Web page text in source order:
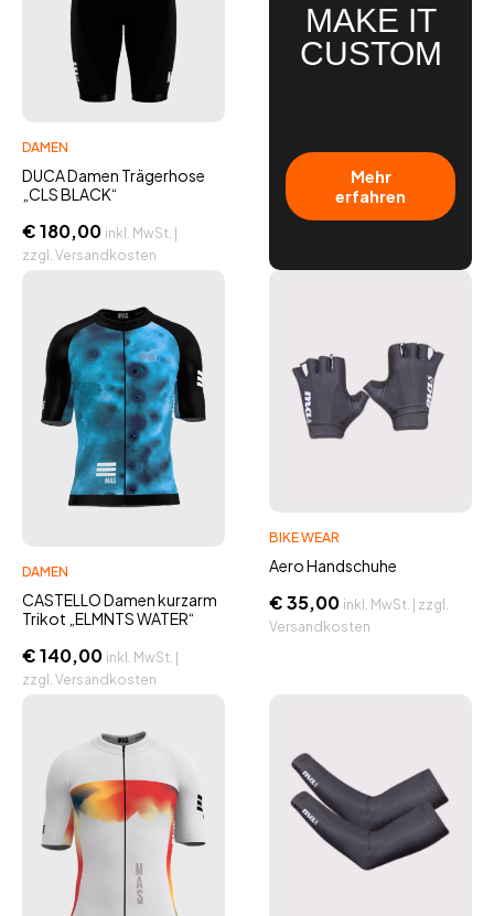
DAMEN
DUCA Damen Trägerhose
„CLS BLACK“
€180,00 inkl. MwSt. |
zzgl. Versandkosten
MAKE IT
CUSTOM
Mehr
erfahren
DAMEN
CASTELLO Damen kurzarm
Trikot „ELMNTS WATER“
€140,00 inkl. MwSt. |
zzgl. Versandkosten
BIKE WEAR
Aero Handschuhe
€35,00 inkl. MwSt. | zzgl.
Versandkosten